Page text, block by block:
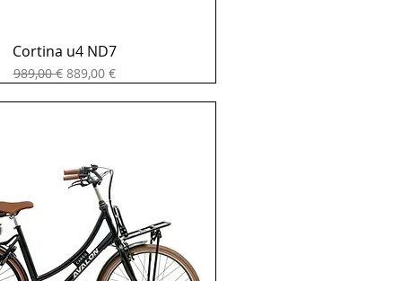
Cortina u4 ND7
Prix original
989,00 € Prix promotionnel
889,00 €